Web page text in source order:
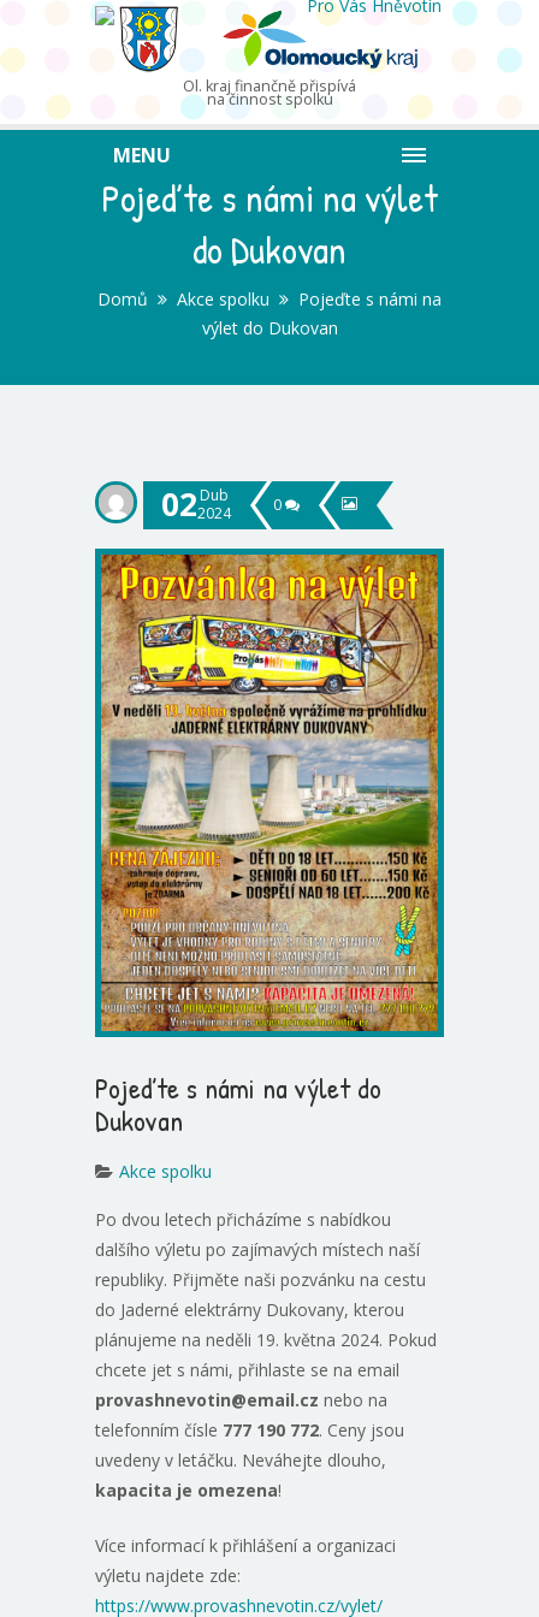
Ol. kraj finančně přispívá
na činnost spolku
MENU
Pojeďte s námi na výlet
do Dukovan
Domů Akce spolku
Pojeďte s námi na
výlet do Dukovan
02Dub
2024
0
Pojeďte s námi na výlet do
Dukovan
Akce spolku
Po dvou letech přicházíme s nabídkou
dalšího výletu po zajímavých místech naší
republiky. Přijměte naši pozvánku na cestu
do Jaderné elektrárny Dukovany, kterou
plánujeme na neděli 19. května 2024. Pokud
chcete jet s námi, přihlaste se na email
provashnevotin@email.cz nebo na
telefonním čísle 777 190 772. Ceny jsou
uvedeny v letáčku. Neváhejte dlouho,
kapacita je omezena!
Více informací k přihlášení a organizaci
výletu najdete zde:
https://www.provashnevotin.cz/vylet/